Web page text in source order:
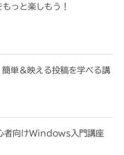
っと楽しもう！
単＆映える投稿を学べる講
者向けWindows入門講座